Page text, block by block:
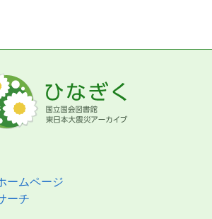
ームページ
ーチ